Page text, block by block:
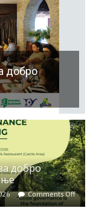
добро
добро
Comments Off